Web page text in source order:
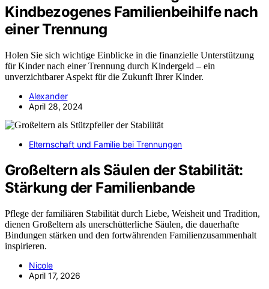
Kindbezogenes Familienbeihilfe nach
einer Trennung
Holen Sie sich wichtige Einblicke in die finanzielle Unterstützung
für Kinder nach einer Trennung durch Kindergeld – ein
unverzichtbarer Aspekt für die Zukunft Ihrer Kinder.
Alexander
April 28, 2024
Elternschaft und Familie bei Trennungen
Großeltern als Säulen der Stabilität:
Stärkung der Familienbande
Pflege der familiären Stabilität durch Liebe, Weisheit und Tradition,
dienen Großeltern als unerschütterliche Säulen, die dauerhafte
Bindungen stärken und den fortwährenden Familienzusammenhalt
inspirieren.
Nicole
April 17, 2026